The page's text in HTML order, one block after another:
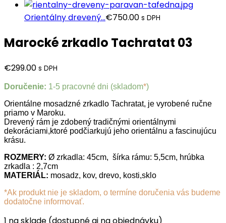
Orientálny drevený...€750.00 s DPH
Marocké zrkadlo Tachratat 03
€299.00 s DPH
Doručenie: 1-5 pracovné dni (skladom*)
Orientálne mosadzné zrkadlo Tachratat, je vyrobené ručne
priamo v Maroku.
Drevený rám je zdobený tradičnými orientálnymi
dekoráciami,ktoré podčiarkujú jeho orientálnu a fascinujúcu
krásu.
ROZMERY: Ø zrkadla: 45cm, šírka rámu: 5,5cm, hrúbka
zrkadla : 2,7cm
MATERIÁL: mosadz, kov, drevo, kosti,sklo
*Ak produkt nie je skladom, o termíne doručenia vás budeme
dodatočne informovať.
1 na sklade (dostupné aj na objednávku)